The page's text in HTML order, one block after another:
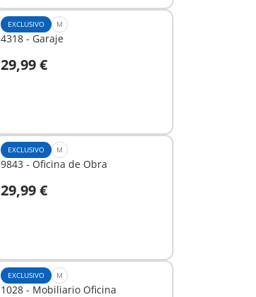
EXCLUSIVO M
4318 - Garaje
29,99 €
A la cesta
EXCLUSIVO M
9843 - Oficina de Obra
29,99 €
A la cesta
EXCLUSIVO M
1028 - Mobiliario Oficina